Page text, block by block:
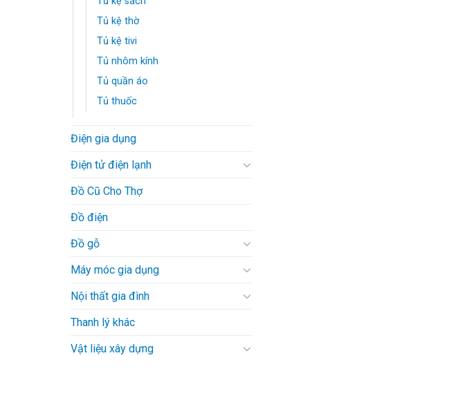
Tủ kệ thờ
Tủ kệ tivi
Tủ nhôm kính
Tủ quần áo
Tủ thuốc
Điện gia dụng
Điện tử điện lạnh
Đồ Cũ Cho Thợ
Đồ điện
Đồ gỗ
Máy móc gia dụng
Nội thất gia đình
Thanh lý khác
Vật liệu xây dựng